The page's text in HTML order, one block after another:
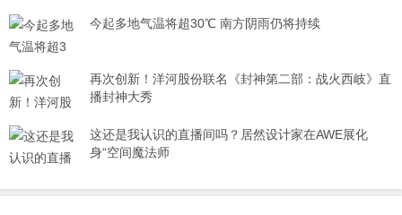
今起多地气温将超30℃ 南方阴雨仍将持续
再次创新！洋河股份联名《封神第二部：战火西岐》直
播封神大秀
这还是我认识的直播间吗？居然设计家在AWE展化
身“空间魔法师